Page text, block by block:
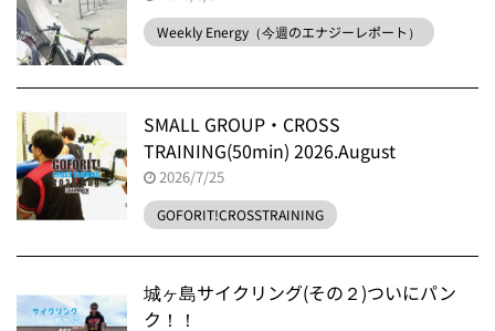
Weekly Energy（今週のエナジーレポート）
SMALL GROUP・CROSS
TRAINING(50min) 2026.August
2026/7/25
GOFORIT!CROSSTRAINING
城ヶ島サイクリング(その２)ついにパン
ク！！